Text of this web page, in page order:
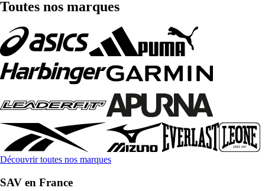
Toutes nos marques
Découvrir toutes nos marques
SAV en France